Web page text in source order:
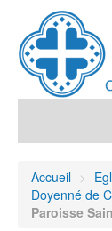
Démarches
Accueil >
Doyenné de
Paroisse